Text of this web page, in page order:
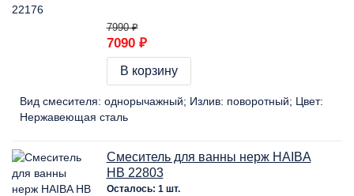
7990 ₽
7090 ₽
В корзину
Вид смесителя: однорычажный Излив: поворотный
Цвет:
Нержавеющая сталь
Смеситель для ванны нерж HAIBA
HB 22803
Осталось: 1 шт.